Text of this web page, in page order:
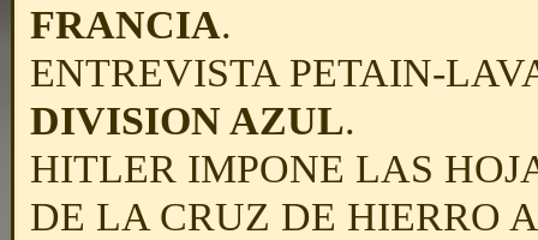
FRANCIA.
ENTREVISTA PETAIN-
DIVISION AZUL.
HITLER IMPONE LAS
DE LA CRUZ DE HIERRO